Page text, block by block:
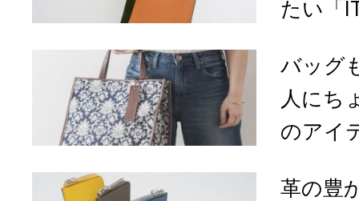
たい「
バッグ
人にち
のアイ
革の豊